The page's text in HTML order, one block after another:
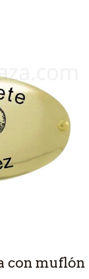
con muflón